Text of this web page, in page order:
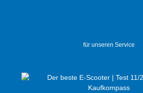
für unseren Service